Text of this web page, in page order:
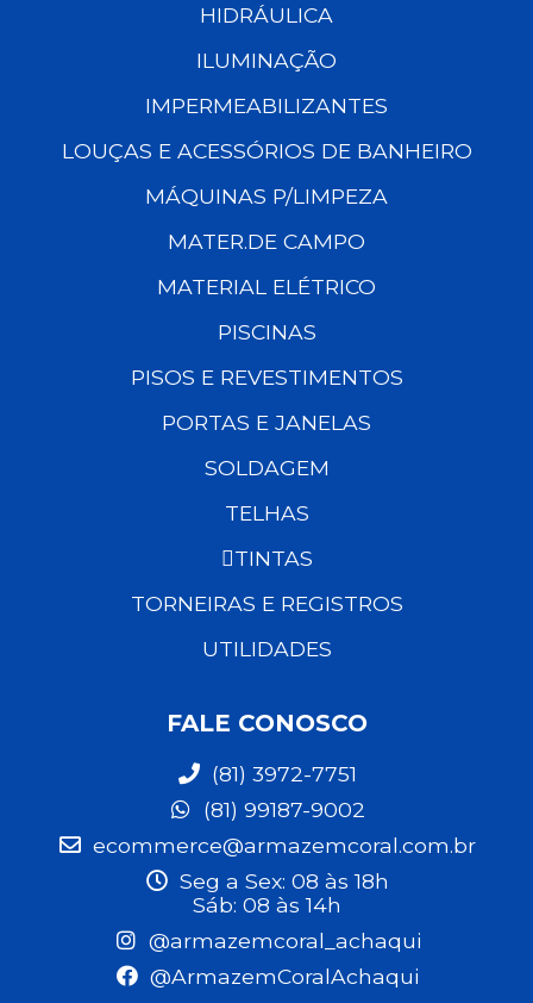
HIDRÁULICA
ILUMINAÇÃO
IMPERMEABILIZANTES
LOUÇAS E ACESSÓRIOS DE BANHEIRO
MÁQUINAS P/LIMPEZA
MATER.DE CAMPO
MATERIAL ELÉTRICO
PISCINAS
PISOS E REVESTIMENTOS
PORTAS E JANELAS
SOLDAGEM
TELHAS
TINTAS
TORNEIRAS E REGISTROS
UTILIDADES
FALE CONOSCO
(81) 3972-7751
(81) 99187-9002
ecommerce@armazemcoral.com.br
Seg a Sex: 08 às 18h
Sáb: 08 às 14h
@armazemcoral_achaqui
@ArmazemCoralAchaqui